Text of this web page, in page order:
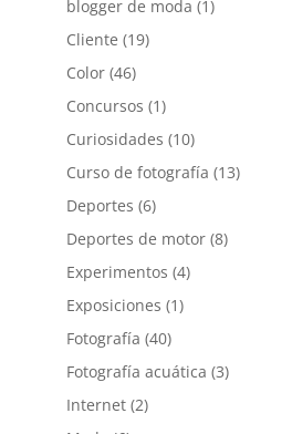
blogger de moda (1)
Cliente (19)
Color(46)
Concursos (1)
Curiosidades (10)
Curso de fotografía (13)
Deportes (6)
Deportes de motor(8)
Experimentos (4)
Exposiciones (1)
Fotografía (40)
Fotografía acuática (3)
Internet(2)